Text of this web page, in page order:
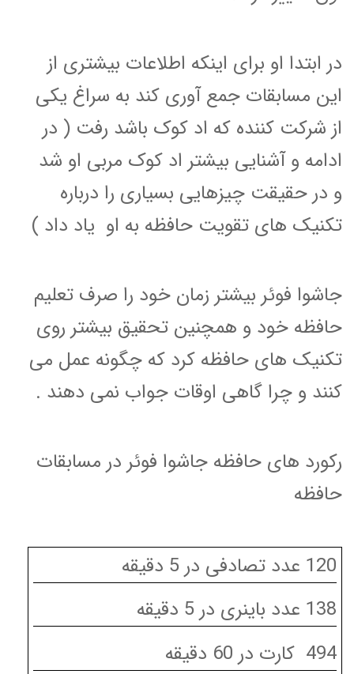
در ابتدا او برای اینکه اطلاعات بیشتری از
این مسابقات جمع آوری کند به سراغ یکی
از شرکت کننده که اد کوک باشد رفت ( در
ادامه و آشنایی بیشتر اد کوک مربی او شد
و در حقیقت چیزهایی بسیاری را درباره
تکنیک های تقویت حافظه به او یاد داد )
جاشوا فوئر بیشتر زمان خود را صرف تعلیم
حافظه خود و همچنین تحقیق بیشتر روی
تکنیک های حافظه کرد که چگونه عمل می
کنند و چرا گاهی اوقات جواب نمی دهند .
رکورد های حافظه جاشوا فوئر در مسابقات
حافظه
120 عدد تصادفی در 5 دقیقه
138 عدد باینری در 5 دقیقه
494 کارت در 60 دقیقه